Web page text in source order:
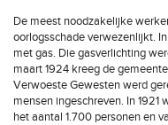
De meest noodzakelijke
oorlogsschade verwezenlijkt.
met gas. Die gasverlichting
maart 1924 kreeg de
Verwoeste Gewesten werd
mensen ingeschreven. In
het aantal 1.700 personen en